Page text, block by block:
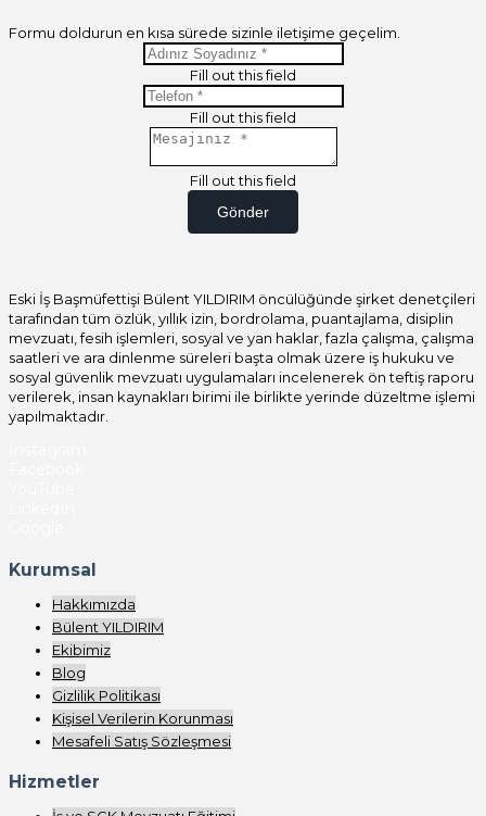
Formu doldurun en kısa sürede sizinle iletişime geçelim.
Fill out this field
Fill out this field
Fill out this field
Gönder
Eski İş Başmüfettişi Bülent YILDIRIM öncülüğünde şirket denetçileri
tarafından tüm özlük, yıllık izin, bordrolama, puantajlama, disiplin
mevzuatı, fesih işlemleri, sosyal ve yan haklar, fazla çalışma, çalışma
saatleri ve ara dinlenme süreleri başta olmak üzere iş hukuku ve
sosyal güvenlik mevzuatı uygulamaları incelenerek ön teftiş raporu
verilerek, insan kaynakları birimi ile birlikte yerinde düzeltme işlemi
yapılmaktadır.
Kurumsal
Hakkımızda
Bülent YILDIRIM
Ekibimiz
Blog
Gizlilik Politikası
Kişisel Verilerin Korunması
Mesafeli Satış Sözleşmesi
Hizmetler